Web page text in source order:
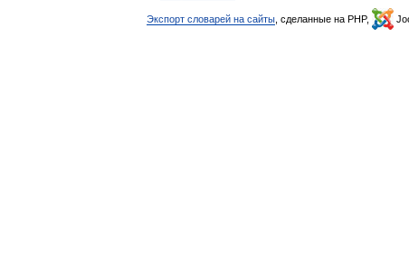
Экспорт словарей на сайты , сделанные на PHP,